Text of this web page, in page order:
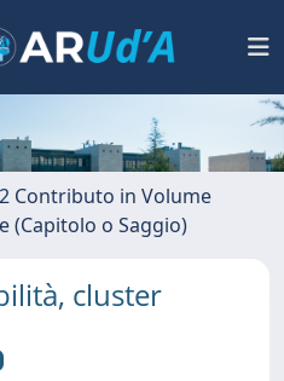
2 Contributo in Volume
(Capitolo o Saggio)
cluster